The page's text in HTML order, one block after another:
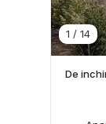
1 / 14
De